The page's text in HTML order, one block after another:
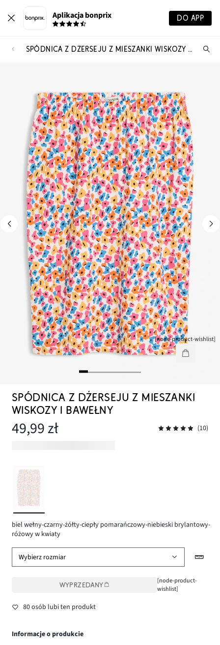
Aplikacja bonprix DO APP
SPÓDNICA Z DŻERSEJU Z MIESZANKI WISKOZY I BAWEŁNY
[node-product-wishlist]
SPÓDNICA Z DŻERSEJU Z MIESZANKI
WISKOZY I BAWEŁNY
49,99 zł (10)
biel wełny-czarny-żółty-ciepły pomarańczowy-niebieski brylantowy-
różowy w kwiaty
Wybierz rozmiar
WYPRZEDANY
[node-product-
wishlist]
80 osób lubi ten produkt
Informacje o produkcie